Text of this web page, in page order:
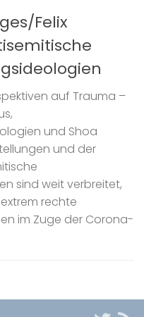
Felix
auf Trauma –
und Shoa
und der
sind weit verbreitet,
rechte
im Zuge der Corona-